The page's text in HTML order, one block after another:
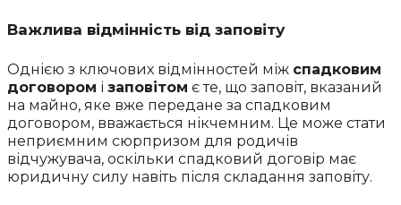
Важлива відмінність від заповіту
Однією з ключових відмінностей між спадковим
договором і заповітом є те, що заповіт, вказаний
на майно, яке вже передане за спадковим
договором, вважається нікчемним. Це може стати
неприємним сюрпризом для родичів
відчужувача, оскільки спадковий договір має
юридичну силу навіть після складання заповіту.